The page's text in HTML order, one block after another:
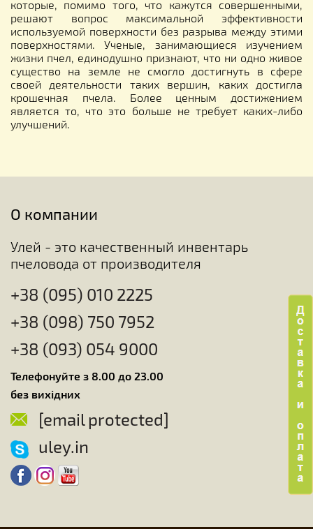
которые, помимо того, что кажутся совершенными,
решают вопрос максимальной эффективности
используемой поверхности без разрыва между этими
поверхностями. Ученые, занимающиеся изучением
жизни пчел, единодушно признают, что ни одно живое
существо на земле не смогло достигнуть в сфере
своей деятельности таких вершин, каких достигла
крошечная пчела. Более ценным достижением
является то, что это больше не требует каких-либо
улучшений.
О компании
Улей - это качественный инвентарь
пчеловода от производителя
+38 (095) 010 2225
+38 (098) 750 7952
+38 (093) 054 9000
Телефонуйте з 8.00 до 23.00
без вихідних
[email protected]
uley.in